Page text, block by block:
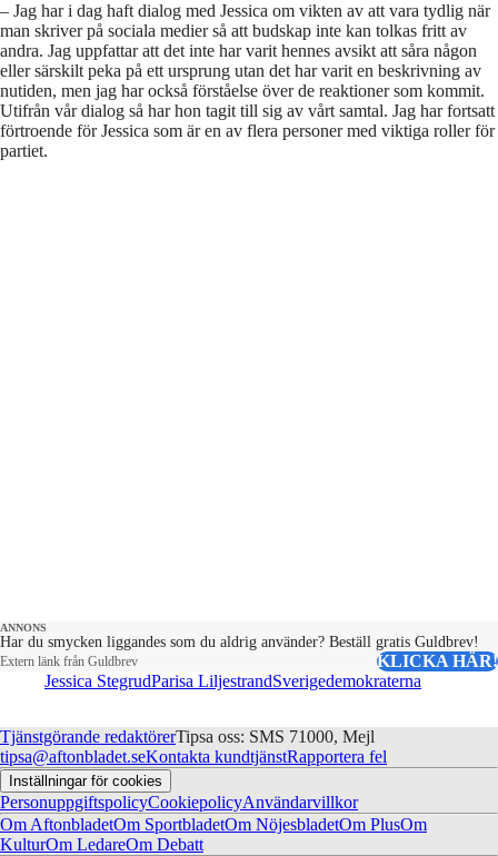
– Jag har i dag haft dialog med Jessica om vikten av att vara tydlig när
man skriver på sociala medier så att budskap inte kan tolkas fritt av
andra. Jag uppfattar att det inte har varit hennes avsikt att såra någon
eller särskilt peka på ett ursprung utan det har varit en beskrivning av
nutiden, men jag har också förståelse över de reaktioner som kommit.
Utifrån vår dialog så har hon tagit till sig av vårt samtal. Jag har fortsatt
förtroende för Jessica som är en av flera personer med viktiga roller för
partiet.
ANNONS
Har du smycken liggandes som du aldrig använder? Beställ gratis Guldbrev!
Extern länk från Guldbrev
KLICKA HÄR!
Jessica StegrudParisa LiljestrandSverigedemokraterna
Tjänstgörande redaktörerTipsa oss: SMS 71000, Mejl
tipsa@aftonbladet.seKontakta kundtjänstRapportera fel
Inställningar för cookies
PersonuppgiftspolicyCookiepolicyAnvändarvillkor
Om AftonbladetOm SportbladetOm NöjesbladetOm PlusOm
KulturOm LedareOm Debatt